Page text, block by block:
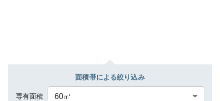
面積帯による絞り込み
専有面積 60㎡